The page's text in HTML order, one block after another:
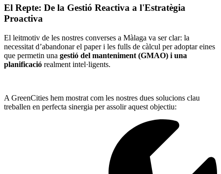
El Repte: De la Gestió Reactiva a l'Estratègia
Proactiva
El leitmotiv de les nostres converses a Màlaga va ser clar: la
necessitat d’abandonar el paper i les fulls de càlcul per adoptar eines
que permetin una gestió del manteniment (GMAO) i una
planificació realment intel·ligents.
A GreenCities hem mostrat com les nostres dues solucions clau
treballen en perfecta sinergia per assolir aquest objectiu: